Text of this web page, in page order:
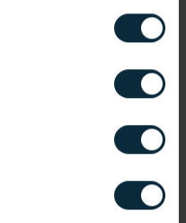
är lös behöver
men om det finns risk
tar skada kan